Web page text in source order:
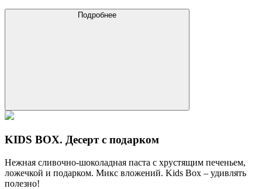
Подробнее
KIDS BOX. Десерт с подарком
Нежная сливочно-шоколадная паста с хрустящим печеньем,
ложечкой и подарком. Микс вложений. Kids Box – удивлять
полезно!